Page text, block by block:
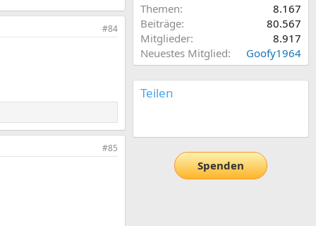
#84
#85
Themen
8.167
Beiträge
80.567
Mitglieder
8.917
Neuestes Mitglied
Goofy1964
Teilen
Spenden